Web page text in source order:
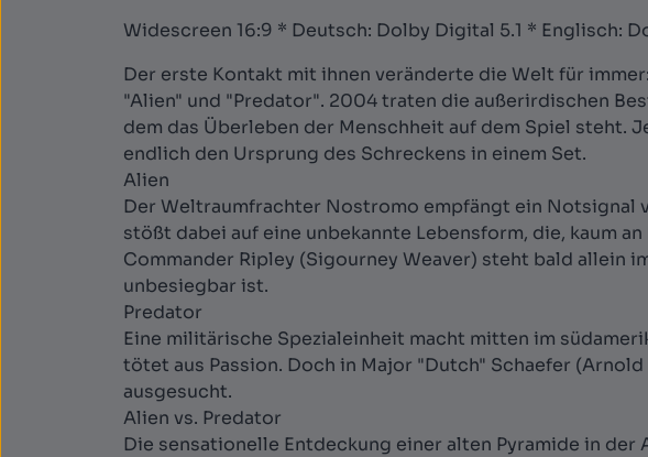
Widescreen 16:9 * Deutsch: Dolby Digital 5.1 * Englisch:
Der erste Kontakt mit ihnen veränderte die Welt für
"Alien" und "Predator". 2004 traten die außerirdischen
dem das Überleben der Menschheit auf dem Spiel steht.
endlich den Ursprung des Schreckens in einem Set.
Alien
Der Weltraumfrachter Nostromo empfängt ein Notsignal
stößt dabei auf eine unbekannte Lebensform, die, kaum
Commander Ripley (Sigourney Weaver) steht bald allein
unbesiegbar ist.
Predator
Eine militärische Spezialeinheit macht mitten im
tötet aus Passion. Doch in Major "Dutch" Schaefer
ausgesucht.
Alien vs. Predator
Die sensationelle Entdeckung einer alten Pyramide in